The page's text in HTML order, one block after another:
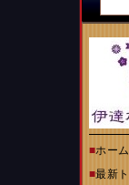
■ホーム
■最新